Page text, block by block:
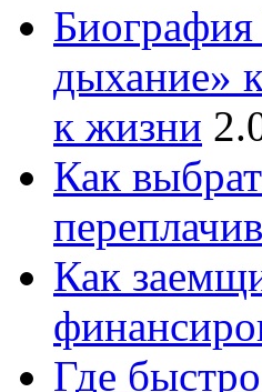
дыхание»
к жизни
Как
Как
Где